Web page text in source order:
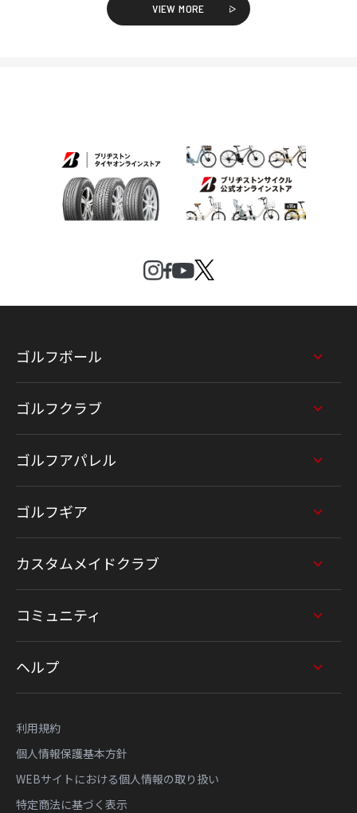
VIEW MORE
ゴルフボール
ゴルフクラブ
ゴルフアパレル
ゴルフギア
カスタムメイドクラブ
コミュニティ
ヘルプ
利用規約
個人情報保護基本方針
WEBサイトにおける個人情報の取り扱い
特定商法に基づく表示